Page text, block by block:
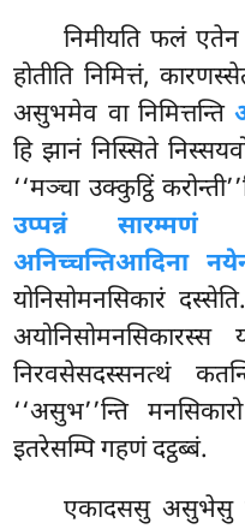
निमीयति फलं एतेन
होतीति निमित्तं,
असुभमेव वा निमित्तन्ति
हि झानं निस्सिते
‘‘मञ्चा उक्कुट्ठिं
उप्पन्नं सारम्मणं
अनिच्चन्तिआदिना
योनिसोमनसिकारं
निरवसेसदस्सनत्थं
‘‘असुभ’’न्ति
इतरेसम्पि गहणं दट्ठब्बं.
एकादससु असुभेसु